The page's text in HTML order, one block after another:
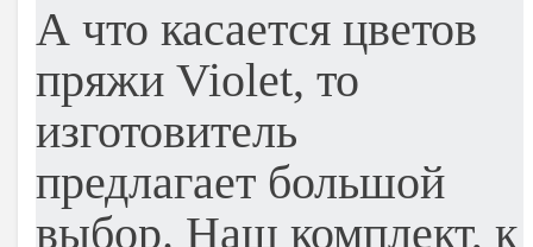
А что касается цветов
пряжи Violet, то
изготовитель
предлагает большой
выбор. Наш комплект, к